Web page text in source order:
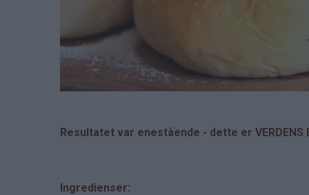
Resultatet var enestående - dette er VERDENS
Ingredienser: